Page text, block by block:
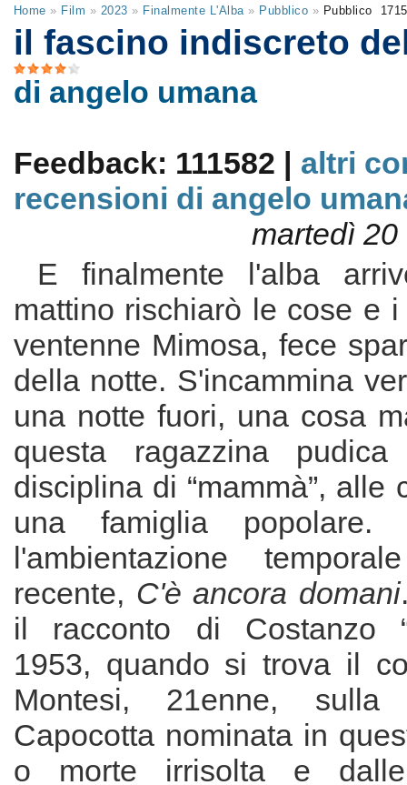
Home » Film » 2023 » Finalmente L'Alba» Pubblico » Pubblico
il fascino indiscreto
di angelo umana
Feedback: 111582 | altri
recensioni di angelo
martedì
E finalmente l'alba
mattino rischiarò le cose e
ventenne Mimosa, fece
della notte. S'incammina
una notte fuori, una cosa
questa ragazzina
disciplina di “mammà”, alle
una famiglia popolare.
l'ambientazione
recente, C'è ancora domani
il racconto di Costanzo
1953, quando si trova il
Montesi, 21enne,
Capocotta nominata in
o morte irrisolta e